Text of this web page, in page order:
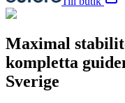
Maximal
kompletta
Sverige